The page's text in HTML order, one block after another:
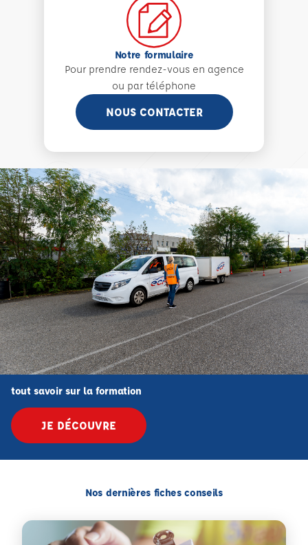
Notre formulaire
Pour prendre rendez-vous en agence
ou par téléphone
NOUS CONTACTER
tout savoir sur la formation
JE DÉCOUVRE
Nos dernières fiches conseils